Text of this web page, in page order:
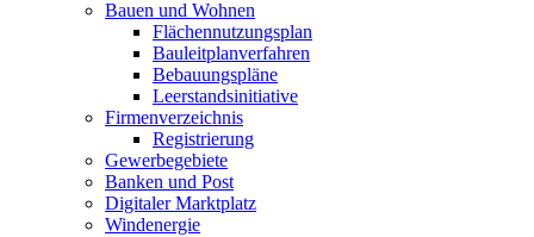
Bauen und Wohnen
Flächennutzungsplan
Bauleitplanverfahren
Bebauungspläne
Leerstandsinitiative
Firmenverzeichnis
Registrierung
Gewerbegebiete
Banken und Post
Digitaler Marktplatz
Windenergie